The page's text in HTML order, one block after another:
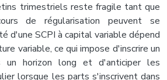
trimestriels reste fragile tant que
de régularisation peuvent se
d'une SCPI à capital variable dépend
variable, ce qui impose d'inscrire un
un horizon long et d'anticiper les
lorsque les parts s'inscrivent dans